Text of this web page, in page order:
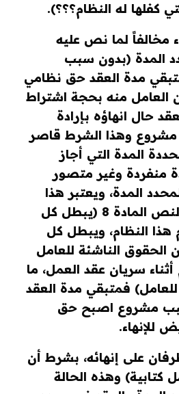
كفلها له النظام؟؟؟).
مخالفاً لما نص عليه
المدة (بدون سبب
مدة العقد حق نظامي
العامل منه بحجة اشتراط
حال انهاؤه بإرادة
وهذا الشرط قاصر
المدة التي أجاز
منفردة وغير متصور
المدة، ويعتبر هذا
الشرط باطلا وفقاً لنص المادة 8 (يبطل كل
النظام، ويبطل كل
الحقوق الناشئة للعامل
سريان عقد العمل، ما
فمتبقي مدة العقد
سبب مشروع اصبح حق
للإنهاء.
على إنهائه، بشرط أن
كتابية) وهذه الحالة